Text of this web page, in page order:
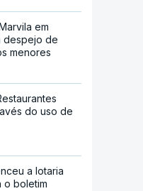
em
despejo de
menores
do uso de
a lotaria
o boletim